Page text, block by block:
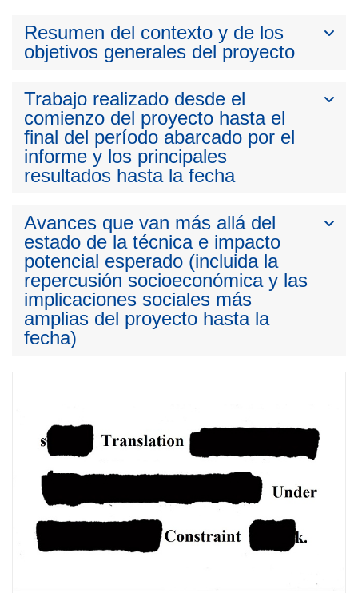
Resumen del contexto y de los
objetivos generales del proyecto
Trabajo realizado desde el
comienzo del proyecto hasta el
final del período abarcado por el
informe y los principales
resultados hasta la fecha
Avances que van más allá del
estado de la técnica e impacto
potencial esperado (incluida la
repercusión socioeconómica y las
implicaciones sociales más
amplias del proyecto hasta la
fecha)